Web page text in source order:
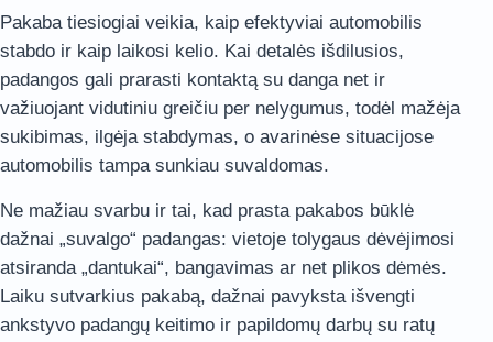
Pakaba tiesiogiai veikia, kaip efektyviai automobilis
stabdo ir kaip laikosi kelio. Kai detalės išdilusios,
padangos gali prarasti kontaktą su danga net ir
važiuojant vidutiniu greičiu per nelygumus, todėl mažėja
sukibimas, ilgėja stabdymas, o avarinėse situacijose
automobilis tampa sunkiau suvaldomas.
Ne mažiau svarbu ir tai, kad prasta pakabos būklė
dažnai „suvalgo“ padangas: vietoje tolygaus dėvėjimosi
atsiranda „dantukai“, bangavimas ar net plikos dėmės.
Laiku sutvarkius pakabą, dažnai pavyksta išvengti
ankstyvo padangų keitimo ir papildomų darbų su ratų